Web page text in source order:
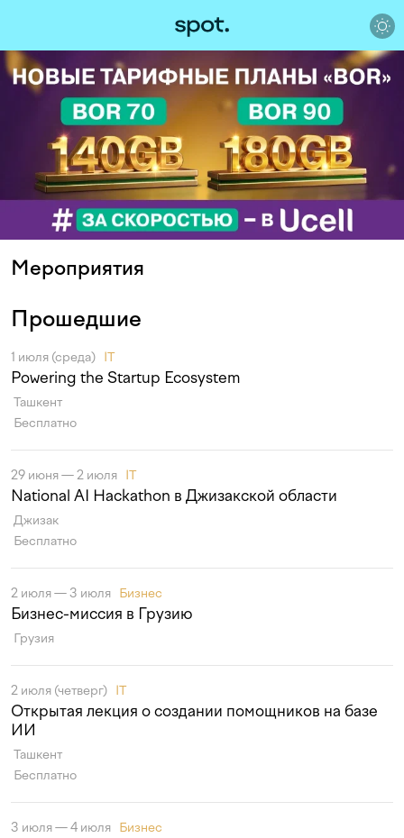
Мероприятия
Прошедшие
1 июля (среда) IT
Powering the Startup Ecosystem
Ташкент
Бесплатно
29 июня — 2 июля IT
National AI Hackathon в Джизакской области
Джизак
Бесплатно
2 июля — 3 июля Бизнес
Бизнес-миссия в Грузию
Грузия
2 июля (четверг) IT
Открытая лекция о создании помощников на базе
ИИ
Ташкент
Бесплатно
3 июля — 4 июля Бизнес